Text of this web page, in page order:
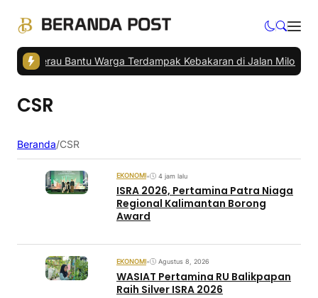
Berau Bantu Warga Terdampak Kebakaran di Jalan Milono|
CSR
Beranda/CSR
EKONOMI• 4 jam lalu
ISRA 2026, Pertamina Patra Niaga
Regional Kalimantan Borong
Award
EKONOMI• Agustus 8, 2026
WASIAT Pertamina RU Balikpapan
Raih Silver ISRA 2026